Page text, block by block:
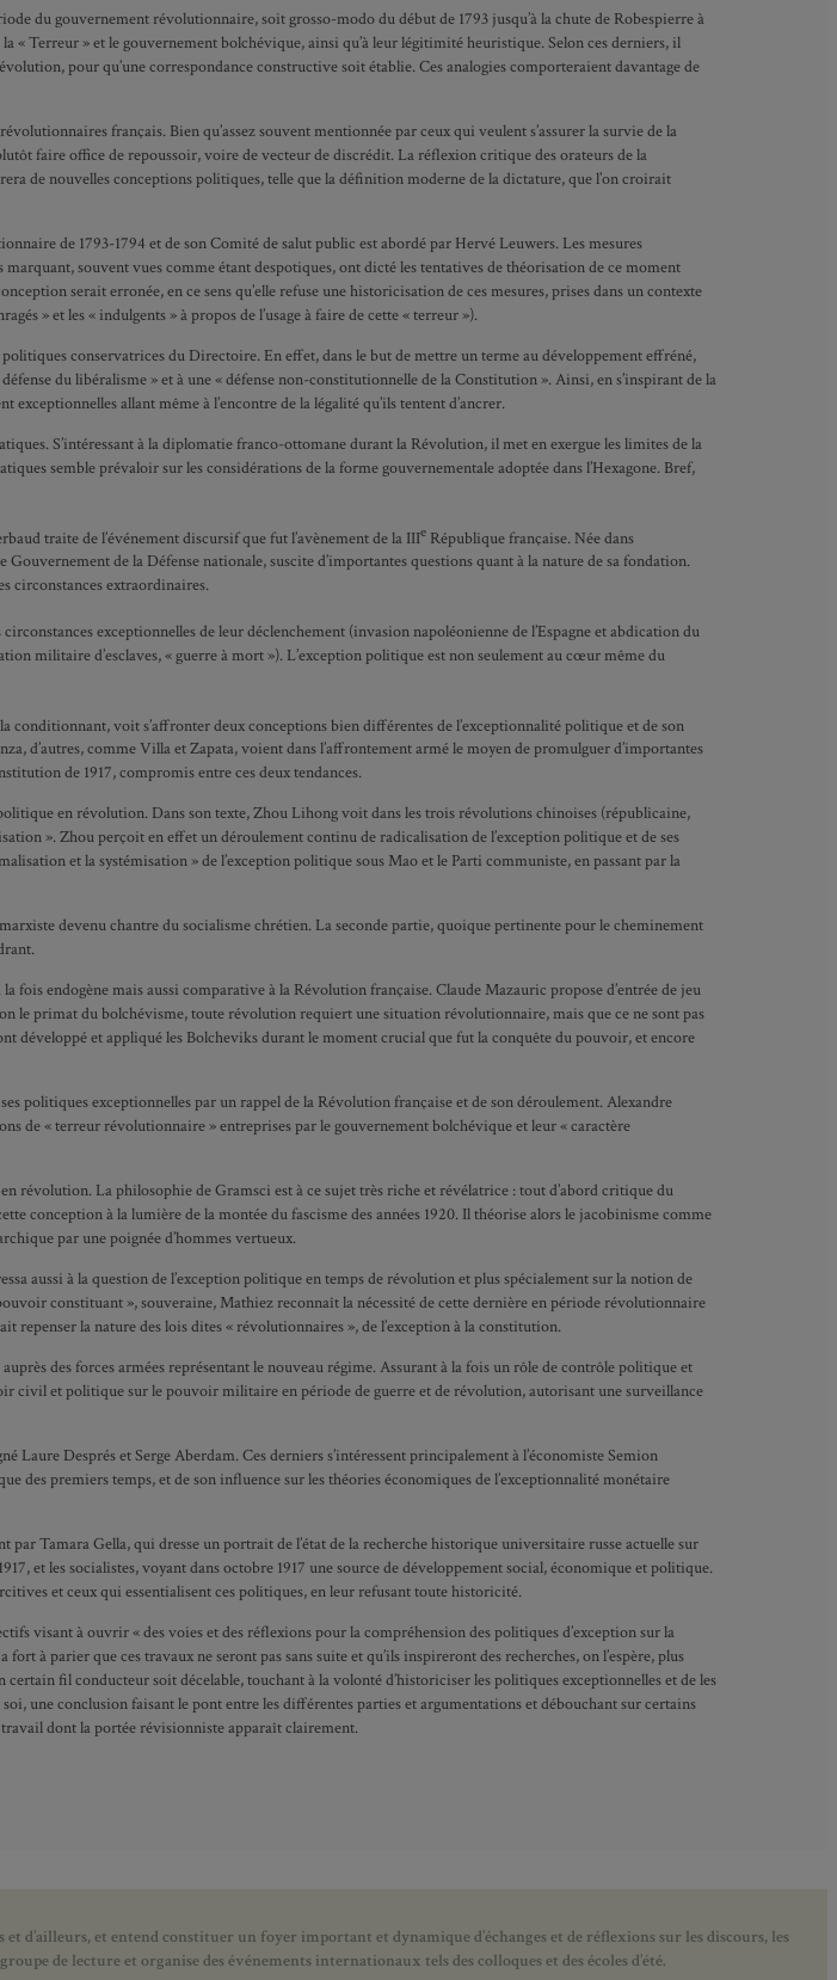
du gouvernement révolutionnaire, soit grosso-modo du début de 1793 jusqu’à la chute de Robespierre à
« Terreur » et le gouvernement bolchévique, ainsi qu’à leur légitimité heuristique. Selon ces derniers, il
pour qu’une correspondance constructive soit établie. Ces analogies comporteraient davantage de
français. Bien qu’assez souvent mentionnée par ceux qui veulent s’assurer la survie de la
faire office de repoussoir, voire de vecteur de discrédit. La réflexion critique des orateurs de la
de nouvelles conceptions politiques, telle que la définition moderne de la dictature, que l’on croirait
de 1793-1794 et de son Comité de salut public est abordé par Hervé Leuwers. Les mesures
souvent vues comme étant despotiques, ont dicté les tentatives de théorisation de ce moment
serait erronée, en ce sens qu’elle refuse une historicisation de ces mesures, prises dans un contexte
» et les « indulgents » à propos de l’usage à faire de cette « terreur »).
politiques conservatrices du Directoire. En effet, dans le but de mettre un terme au développement effréné,
du libéralisme » et à une « défense non-constitutionnelle de la Constitution ». Ainsi, en s’inspirant de la
allant même à l’encontre de la légalité qu’ils tentent d’ancrer.
S’intéressant à la diplomatie franco-ottomane durant la Révolution, il met en exergue les limites de la
semble prévaloir sur les considérations de la forme gouvernementale adoptée dans l’Hexagone. Bref,
traite de l’événement discursif que fut l’avènement de la IIIe République française. Née dans
de la Défense nationale, suscite d’importantes questions quant à la nature de sa fondation.
circonstances extraordinaires.
circonstances exceptionnelles de leur déclenchement (invasion napoléonienne de l’Espagne et abdication du
militaire d’esclaves, « guerre à mort »). L’exception politique est non seulement au cœur même du
conditionnant, voit s’affronter deux conceptions bien différentes de l’exceptionnalité politique et de son
d’autres, comme Villa et Zapata, voient dans l’affrontement armé le moyen de promulguer d’importantes
de 1917, compromis entre ces deux tendances.
en révolution. Dans son texte, Zhou Lihong voit dans les trois révolutions chinoises (républicaine,
». Zhou perçoit en effet un déroulement continu de radicalisation de l’exception politique et de ses
et la systémisation » de l’exception politique sous Mao et le Parti communiste, en passant par la
devenu chantre du socialisme chrétien. La seconde partie, quoique pertinente pour le cheminement
fois endogène mais aussi comparative à la Révolution française. Claude Mazauric propose d’entrée de jeu
le primat du bolchévisme, toute révolution requiert une situation révolutionnaire, mais que ce ne sont pas
développé et appliqué les Bolcheviks durant le moment crucial que fut la conquête du pouvoir, et encore
exceptionnelles par un rappel de la Révolution française et de son déroulement. Alexandre
de « terreur révolutionnaire » entreprises par le gouvernement bolchévique et leur « caractère
révolution. La philosophie de Gramsci est à ce sujet très riche et révélatrice : tout d’abord critique du
conception à la lumière de la montée du fascisme des années 1920. Il théorise alors le jacobinisme comme
par une poignée d’hommes vertueux.
aussi à la question de l’exception politique en temps de révolution et plus spécialement sur la notion de
constituant », souveraine, Mathiez reconnaît la nécessité de cette dernière en période révolutionnaire
repenser la nature des lois dites « révolutionnaires », de l’exception à la constitution.
des forces armées représentant le nouveau régime. Assurant à la fois un rôle de contrôle politique et
civil et politique sur le pouvoir militaire en période de guerre et de révolution, autorisant une surveillance
Després et Serge Aberdam. Ces derniers s’intéressent principalement à l’économiste Semion
des premiers temps, et de son influence sur les théories économiques de l’exceptionnalité monétaire
Tamara Gella, qui dresse un portrait de l’état de la recherche historique universitaire russe actuelle sur
et les socialistes, voyant dans octobre 1917 une source de développement social, économique et politique.
et ceux qui essentialisent ces politiques, en leur refusant toute historicité.
visant à ouvrir « des voies et des réflexions pour la compréhension des politiques d’exception sur la
à parier que ces travaux ne seront pas sans suite et qu’ils inspireront des recherches, on l’espère, plus
fil conducteur soit décelable, touchant à la volonté d’historiciser les politiques exceptionnelles et de les
une conclusion faisant le pont entre les différentes parties et argumentations et débouchant sur certains
dont la portée révisionniste apparaît clairement.
d’ailleurs, et entend constituer un foyer important et dynamique d’échanges et de réflexions sur les discours, les
de lecture et organise des événements internationaux tels des colloques et des écoles d’été.